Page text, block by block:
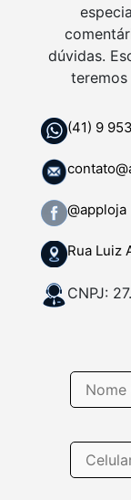
dúvidas.
(41) 9
@apploja
Rua Luiz
CNPJ: